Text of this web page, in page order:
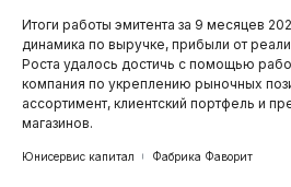
Итоги работы эмитента за 9 месяцев
динамика по выручке, прибыли от
Роста удалось достичь с помощью
компания по укреплению рыночных
ассортимент, клиентский портфель и
магазинов.
Юнисервис капитал Фабрика Фаворит